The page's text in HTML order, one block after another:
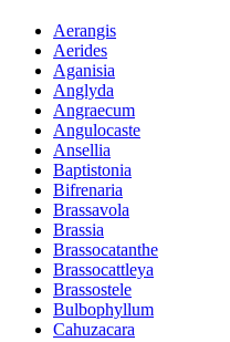
Aerangis
Aerides
Aganisia
Anglyda
Angraecum
Angulocaste
Ansellia
Baptistonia
Bifrenaria
Brassavola
Brassia
Brassocatanthe
Brassocattleya
Brassostele
Bulbophyllum
Cahuzacara